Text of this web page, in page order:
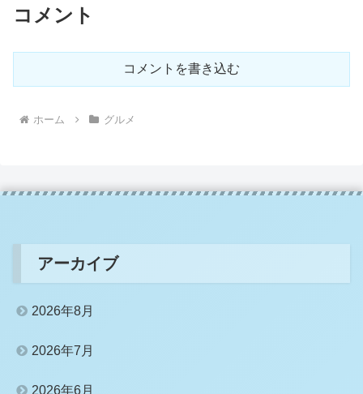
コメント
コメントを書き込む
ホーム グルメ
アーカイブ
2026年8月
2026年7月
2026年6月